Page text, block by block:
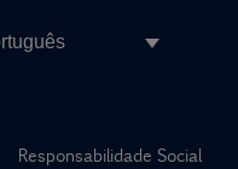
Responsabilidade Social